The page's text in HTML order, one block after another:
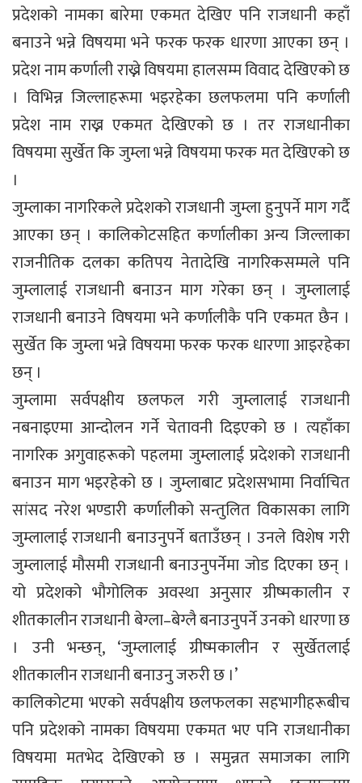
प्रदेशको नामका बारेमा एकमत देखिए पनि राजधानी कहाँ
बनाउने भन्ने विषयमा भने फरक फरक धारणा आएका छन् ।
प्रदेश नाम कर्णाली राख्ने विषयमा हालसम्म विवाद देखिएको छ
। विभिन्न जिल्लाहरूमा भइरहेका छलफलमा पनि कर्णाली
प्रदेश नाम राख्न एकमत देखिएको छ । तर राजधानीका
विषयमा सुर्खेत कि जुम्ला भन्ने विषयमा फरक मत देखिएको छ
।
जुम्लाका नागरिकले प्रदेशको राजधानी जुम्ला हुनुपर्ने माग गर्दै
आएका छन् । कालिकोटसहित कर्णालीका अन्य जिल्लाका
राजनीतिक दलका कतिपय नेतादेखि नागरिकसम्मले पनि
जुम्लालाई राजधानी बनाउन माग गरेका छन् । जुम्लालाई
राजधानी बनाउने विषयमा भने कर्णालीकै पनि एकमत छैन ।
सुर्खेत कि जुम्ला भन्ने विषयमा फरक फरक धारणा आइरहेका
छन् ।
जुम्लामा सर्वपक्षीय छलफल गरी जुम्लालाई राजधानी
नबनाइएमा आन्दोलन गर्ने चेतावनी दिइएको छ । त्यहाँका
नागरिक अगुवाहरूको पहलमा जुम्लालाई प्रदेशको राजधानी
बनाउन माग भइरहेको छ । जुम्लाबाट प्रदेशसभामा निर्वाचित
सांसद नरेश भण्डारी कर्णालीको सन्तुलित विकासका लागि
जुम्लालाई राजधानी बनाउनुपर्ने बताउँछन् । उनले विशेष गरी
जुम्लालाई मौसमी राजधानी बनाउनुपर्नेमा जोड दिएका छन् ।
यो प्रदेशको भौगोलिक अवस्था अनुसार ग्रीष्मकालीन र
शीतकालीन राजधानी बेग्ला–बेग्लै बनाउनुपर्ने उनको धारणा छ
। उनी भन्छन्, ‘जुम्लालाई ग्रीष्मकालीन र सुर्खेतलाई
शीतकालीन राजधानी बनाउनु जरुरी छ ।’
कालिकोटमा भएको सर्वपक्षीय छलफलका सहभागीहरूबीच
पनि प्रदेशको नामका विषयमा एकमत भए पनि राजधानीका
विषयमा मतभेद देखिएको छ । समुन्नत समाजका लागि